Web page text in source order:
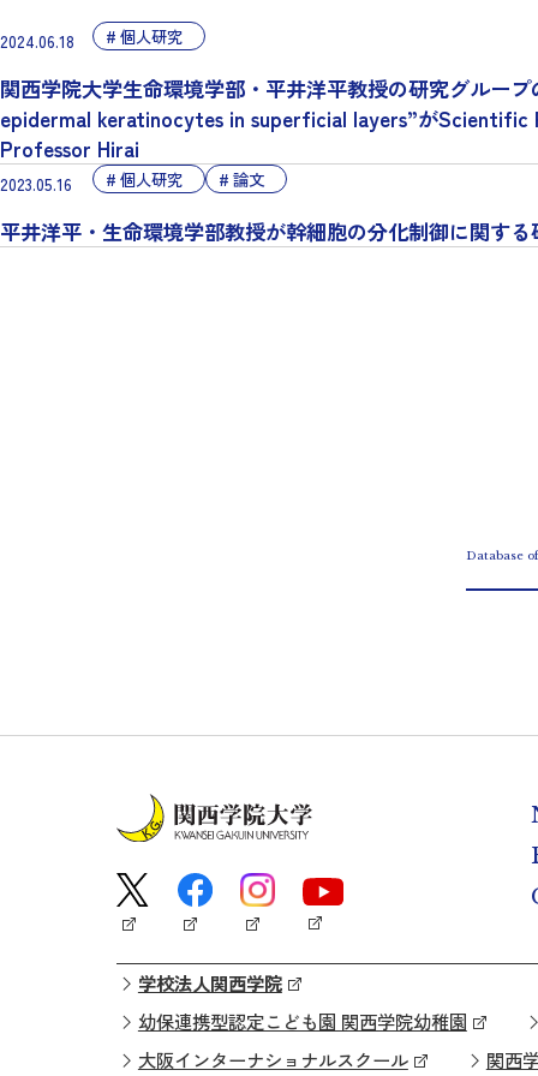
2024.06.18 個人研究
関西学院大学生命環境学部・平井洋平教授の研究グル
epidermal keratinocytes in superficial layers”が
Professor Hirai
2023.05.16 個人研究 論文
平井洋平・生命環境学部教授が幹細胞の分化制御に関す
Database
学校法人関西学院
幼保連携型認定こども園 関西学院幼稚園
大阪インターナショナルスクール
関西